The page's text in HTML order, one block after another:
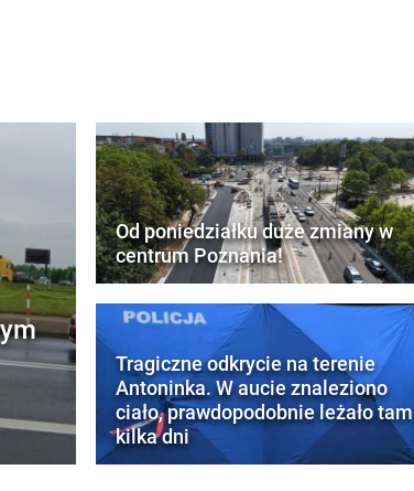
Od poniedziałku duże zmiany w
centrum Poznania!
Tragiczne odkrycie na terenie
Antoninka. W aucie znaleziono
ciało, prawdopodobnie leżało tam
kilka dni